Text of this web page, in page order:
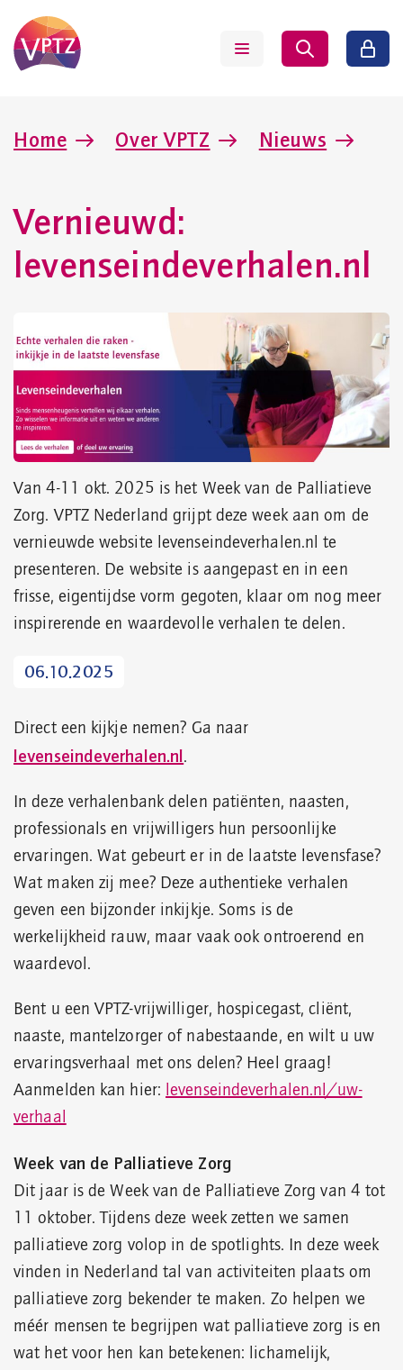
Home Over VPTZ Nieuws
Vernieuwd:
levenseindeverhalen.nl
Van 4-11 okt. 2025 is het Week van de Palliatieve
Zorg. VPTZ Nederland grijpt deze week aan om de
vernieuwde website levenseindeverhalen.nl te
presenteren. De website is aangepast en in een
frisse, eigentijdse vorm gegoten, klaar om nog meer
inspirerende en waardevolle verhalen te delen.
06.10.2025
Direct een kijkje nemen? Ga naar
levenseindeverhalen.nl.
In deze verhalenbank delen patiënten, naasten,
professionals en vrijwilligers hun persoonlijke
ervaringen. Wat gebeurt er in de laatste levensfase?
Wat maken zij mee? Deze authentieke verhalen
geven een bijzonder inkijkje. Soms is de
werkelijkheid rauw, maar vaak ook ontroerend en
waardevol.
Bent u een VPTZ-vrijwilliger, hospicegast, cliënt,
naaste, mantelzorger of nabestaande, en wilt u uw
ervaringsverhaal met ons delen? Heel graag!
Aanmelden kan hier: levenseindeverhalen.nl/uw-
verhaal
Week van de Palliatieve Zorg
Dit jaar is de Week van de Palliatieve Zorg van 4 tot
11 oktober. Tijdens deze week zetten we samen
palliatieve zorg volop in de spotlights. In deze week
vinden in Nederland tal van activiteiten plaats om
palliatieve zorg bekender te maken. Zo helpen we
méér mensen te begrijpen wat palliatieve zorg is en
wat het voor hen kan betekenen: lichamelijk,